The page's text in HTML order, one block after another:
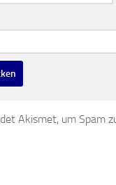
Akismet, um Spam